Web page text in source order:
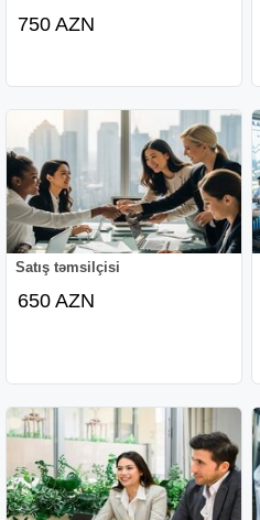
750 AZN
Satış təmsilçisi
650 AZN